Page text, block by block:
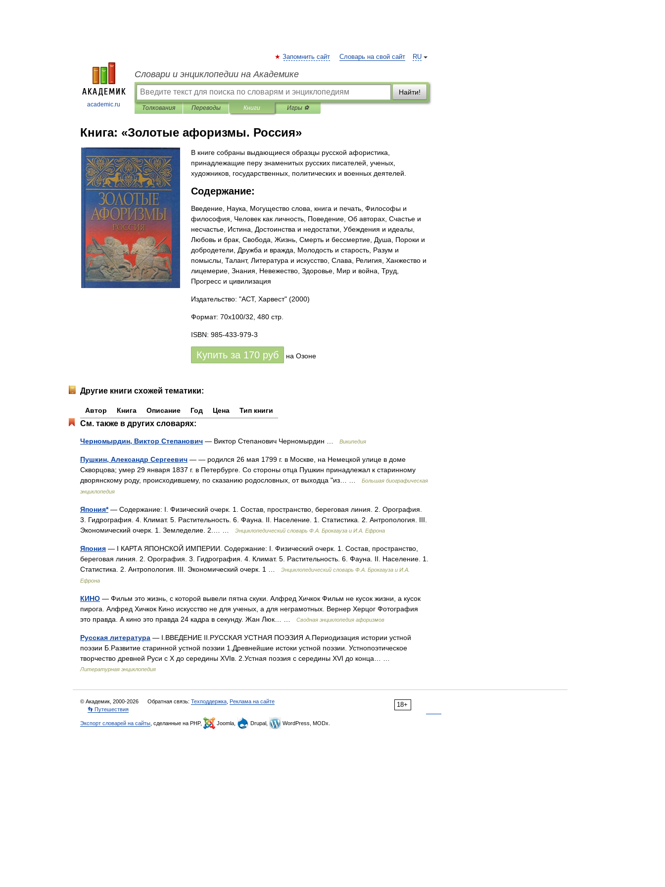
academic.ru
RU
Запомнить сайт Словарь на свой сайт
Словари и энциклопедии на Академике
Найти!
Толкования Переводы Книги Игры ⚽
Книга: «Золотые афоризмы. Россия»
В книге собраны выдающиеся образцы русской афористика,
принадлежащие перу знаменитых русских писателей, ученых,
художников, государственных, политических и военных деятелей.
Содержание:
Введение, Наука, Могущество слова, книга и печать, Философы и
философия, Человек как личность, Поведение, Об авторах, Счастье и
несчастье, Истина, Достоинства и недостатки, Убеждения и идеалы,
Любовь и брак, Свобода, Жизнь, Смерть и бессмертие, Душа, Пороки и
добродетели, Дружба и вражда, Молодость и старость, Разум и
помыслы, Талант, Литература и искусство, Слава, Религия, Ханжество и
лицемерие, Знания, Невежество, Здоровье, Мир и война, Труд,
Прогресс и цивилизация
Издательство: "АСТ, Харвест" (2000)
Формат: 70x100/32, 480 стр.
ISBN: 985-433-979-3
Купить за 170 руб на Озоне
Другие книги схожей тематики:
Автор Книга Описание Год Цена Тип книги
См. также в других словарях:
Черномырдин, Виктор Степанович — Виктор Степанович Черномырдин … Википедия
Пушкин, Александр Сергеевич — — родился 26 мая 1799 г. в Москве, на Немецкой улице в доме
Скворцова; умер 29 января 1837 г. в Петербурге. Со стороны отца Пушкин принадлежал к старинному
дворянскому роду, происходившему, по сказанию родословных, от выходца "из… …
Большая биографическая
энциклопедия
Япония*— Содержание: I. Физический очерк. 1. Состав, пространство, береговая линия. 2. Орография.
3. Гидрография. 4. Климат. 5. Растительность. 6. Фауна. II. Население. 1. Статистика. 2. Антропология. III.
Экономический очерк. 1. Земледелие. 2.… …
Энциклопедический словарь Ф.А. Брокгауза и И.А. Ефрона
Япония — I КАРТА ЯПОНСКОЙ ИМПЕРИИ. Содержание: I. Физический очерк. 1. Состав, пространство,
береговая линия. 2. Орография. 3. Гидрография. 4. Климат. 5. Растительность. 6. Фауна. II. Население. 1.
Статистика. 2. Антропология. III. Экономический очерк. 1 …
Энциклопедический словарь Ф.А. Брокгауза и И.А.
Ефрона
КИНО — Фильм это жизнь, с которой вывели пятна скуки. Алфред Хичкок Фильм не кусок жизни, а кусок
пирога. Алфред Хичкок Кино искусство не для ученых, а для неграмотных. Вернер Херцог Фотография
это правда. А кино это правда 24 кадра в секунду. Жан Люк… …
Сводная энциклопедия афоризмов
Русская литература — I.ВВЕДЕНИЕ II.РУССКАЯ УСТНАЯ ПОЭЗИЯ А.Периодизация истории устной
поэзии Б.Развитие старинной устной поэзии 1.Древнейшие истоки устной поэзии. Устнопоэтическое
творчество древней Руси с X до середины XVIв. 2.Устная поэзия с середины XVI до конца… …
Литературная энциклопедия
18+
© Академик, 2000-2026 Обратная связь: Техподдержка Реклама на сайте
👣 Путешествия
Экспорт словарей на сайты , сделанные на PHP, Joomla, Drupal, WordPress, MODx.